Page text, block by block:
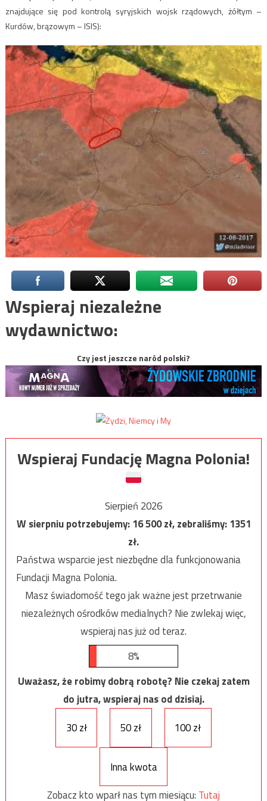
znajdujące się pod kontrolą syryjskich wojsk rządowych, żółtym –
Kurdów, brązowym – ISIS):
Wspieraj niezależne
wydawnictwo:
Czy jest jeszcze naród polski?
Wspieraj Fundację Magna Polonia!
Sierpień 2026
W sierpniu potrzebujemy:16 500zł, zebraliśmy:1351
zł.
Państwa wsparcie jest niezbędne dla funkcjonowania
Fundacji Magna Polonia.
Masz świadomość tego jak ważne jest przetrwanie
niezależnych ośrodków medialnych? Nie zwlekaj więc,
wspieraj nas już od teraz.
8%
Uważasz, że robimy dobrą robotę? Nie czekaj zatem
do jutra, wspieraj nas od dzisiaj.
30 zł
50 zł 100 zł
Inna kwota
Zobacz kto wparł nas tym miesiącu: Tutaj